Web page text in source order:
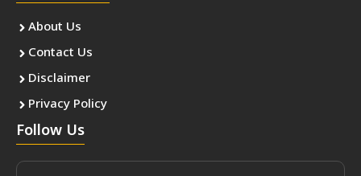
About Us
Contact Us
Disclaimer
Privacy Policy
Follow Us